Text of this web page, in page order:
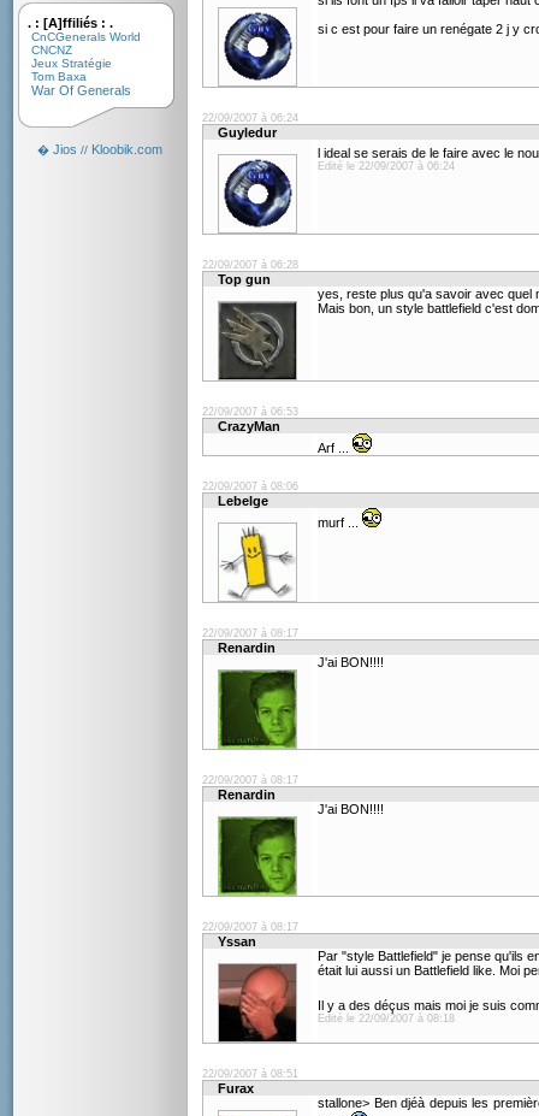
. : [A]ffiliés : .
CnCGenerals World
CNCNZ
Jeux Stratégie
Tom Baxa
War Of Generals
� Jios // Kloobik.com
si c est pour faire un renégate 2 j y
22/09/2007 à 06:24
Guyledur
l ideal se serais de le faire avec le
Edité le 22/09/2007 à 06:24
22/09/2007 à 06:28
Top gun
yes, reste plus qu'a savoir avec quel
Mais bon, un style battlefield c'est
22/09/2007 à 06:53
CrazyMan
Arf ...
22/09/2007 à 08:06
Lebelge
murf ...
22/09/2007 à 08:17
Renardin
J'ai BON!!!!
22/09/2007 à 08:17
Renardin
J'ai BON!!!!
22/09/2007 à 08:17
Yssan
Par "style Battlefield" je pense qu'ils
était lui aussi un Battlefield like. Moi
Il y a des déçus mais moi je suis
Edité le 22/09/2007 à 08:18
22/09/2007 à 08:51
Furax
stallone> Ben djéà depuis les